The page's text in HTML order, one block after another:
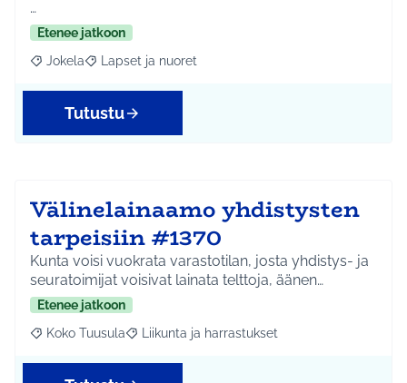
…
Etenee jatkoon
Rajaa tulokset aihepiirin mukaan: Jokela
Jokela Rajaa tulokset teeman mukaan: Lapset ja nuoret
Lapset ja nuoret
Tutustu
Välinelainaamo yhdistysten
tarpeisiin #1370
Kunta voisi vuokrata varastotilan, josta yhdistys- ja
seuratoimijat voisivat lainata telttoja, äänen…
Etenee jatkoon
Rajaa tulokset aihepiirin mukaan: Koko Tuusula
Koko Tuusula Rajaa tulokset teeman mukaan: Liikunta ja
Liikunta ja harrastukset